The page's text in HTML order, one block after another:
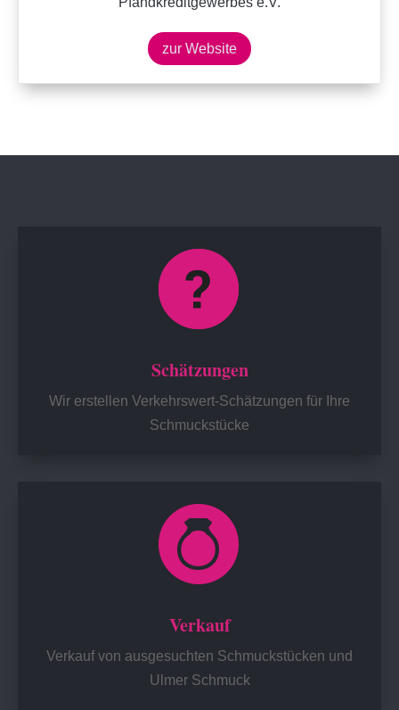
zur Website
Schätzungen
Wir erstellen Verkehrswert-Schätzungen für Ihre
Schmuckstücke
Verkauf
Verkauf von ausgesuchten Schmuckstücken und
Ulmer Schmuck